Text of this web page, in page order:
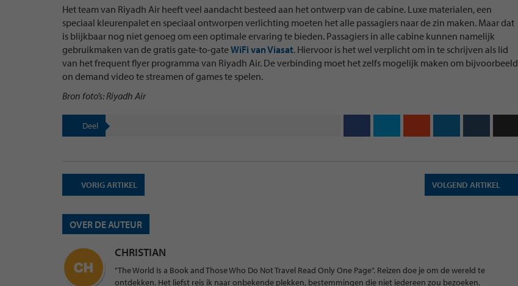
Het team van Riyadh Air heeft veel aandacht besteed aan het ontwerp van de cabine. Luxe materialen, een
speciaal kleurenpalet en speciaal ontworpen verlichting moeten het alle passagiers naar de zin maken. Maar dat
is blijkbaar nog niet genoeg om een optimale ervaring te bieden. Passagiers in alle cabine kunnen namelijk
gebruikmaken van de gratis gate-to-gateWiFi van Viasat. Hiervoor is het wel verplicht om in te schrijven als lid
van het frequent flyer programma van Riyadh Air. De verbinding moet het zelfs mogelijk maken om bijvoorbeeld
on demand video te streamen of games te spelen.
Bron foto’s: Riyadh Air
Deel
VORIG ARTIKEL VOLGEND ARTIKEL
OVER DE AUTEUR
CHRISTIAN
"The World Is a Book and Those Who Do Not Travel Read Only One Page". Reizen doe je om de wereld te
ontdekken. Het liefst reis ik naar onbekende plekken, bestemmingen die niet iedereen zou bezoeken.